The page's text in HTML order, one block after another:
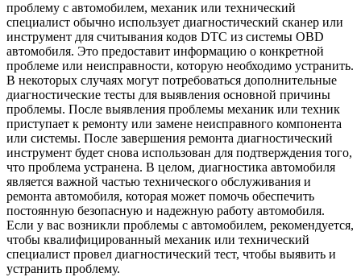
проблему с автомобилем, механик или технический
специалист обычно использует диагностический сканер или
инструмент для считывания кодов DTC из системы OBD
автомобиля. Это предоставит информацию о конкретной
проблеме или неисправности, которую необходимо устранить.
В некоторых случаях могут потребоваться дополнительные
диагностические тесты для выявления основной причины
проблемы. После выявления проблемы механик или техник
приступает к ремонту или замене неисправного компонента
или системы. После завершения ремонта диагностический
инструмент будет снова использован для подтверждения того,
что проблема устранена. В целом, диагностика автомобиля
является важной частью технического обслуживания и
ремонта автомобиля, которая может помочь обеспечить
постоянную безопасную и надежную работу автомобиля.
Если у вас возникли проблемы с автомобилем, рекомендуется,
чтобы квалифицированный механик или технический
специалист провел диагностический тест, чтобы выявить и
устранить проблему.